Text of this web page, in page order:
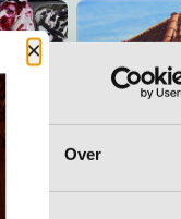
Over
Lees meer